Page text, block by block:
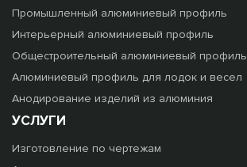
Промышленный алюминиевый профиль
Интерьерный алюминиевый профиль
Общестроительный алюминиевый профиль
Алюминиевый профиль для лодок и весел
Анодирование изделий из алюминия
УСЛУГИ
Изготовление по чертежам